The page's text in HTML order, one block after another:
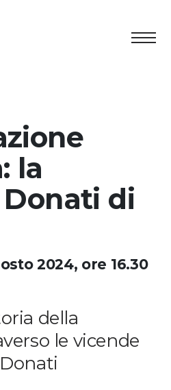
culturale
in Residence
Affitto spazi
DE
la
di
2024, ore 16.30
della
le vicende